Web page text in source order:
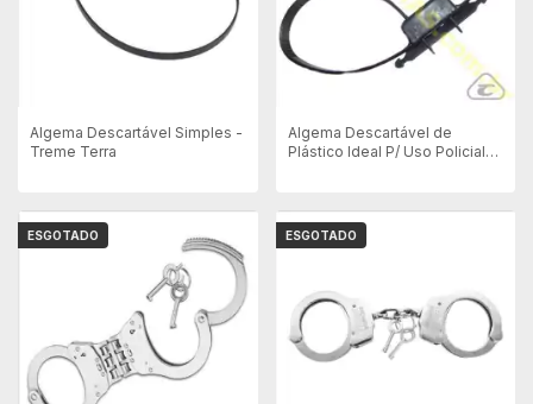
Algema Descartável Simples -
Treme Terra
Algema Descartável de
Plástico Ideal P/ Uso Policial
ESGOTADO ESGOTADO